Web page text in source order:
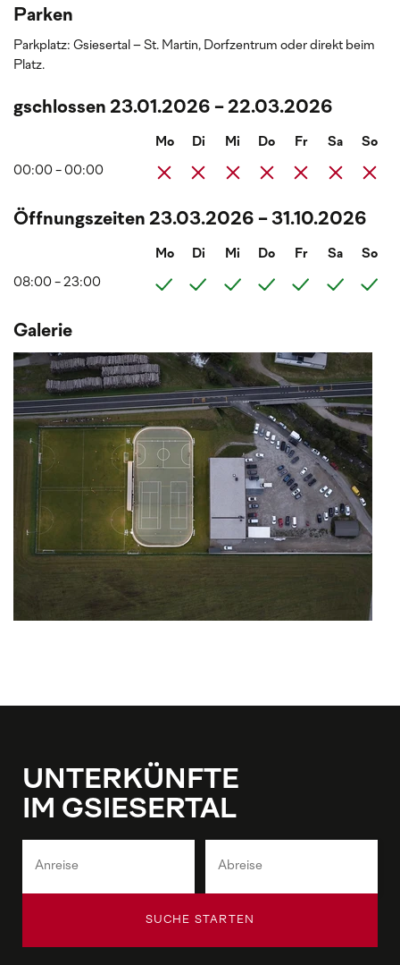
Parken
Parkplatz: Gsiesertal – St. Martin, Dorfzentrum oder direkt beim
Platz.
gschlossen 23.01.2026 - 22.03.2026
Mo Di Mi Do Fr Sa So
00:00 - 00:00
Öffnungszeiten 23.03.2026 - 31.10.2026
Mo Di Mi Do Fr Sa So
08:00 - 23:00
Galerie
UNTERKÜNFTE
IM GSIESERTAL
SUCHE STARTEN